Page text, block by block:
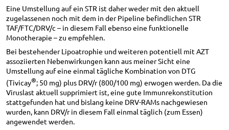
Eine Umstellung auf ein STR ist daher weder mit den aktuell
zugelassenen noch mit dem in der Pipeline befindlichen STR
TAF/FTC/DRV/c – in diesem Fall ebenso eine funktionelle
Monotherapie – zu empfehlen.
Bei bestehender Lipoatrophie und weiteren potentiell mit AZT
assoziierten Nebenwirkungen kann aus meiner Sicht eine
Umstellung auf eine einmal tägliche Kombination von DTG
(Tivicay®; 50 mg) plus DRV/r (800/100 mg) erwogen werden. Da die
Viruslast aktuell supprimiert ist, eine gute Immunrekonstitution
stattgefunden hat und bislang keine DRV-RAMs nachgewiesen
wurden, kann DRV/r in diesem Fall einmal täglich (zum Essen)
angewendet werden.